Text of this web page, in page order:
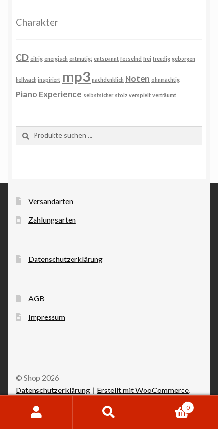
Charakter
CD eifrig energisch entmutigt entspannt fesselnd frei freudig geborgen
hellwach inspiriert mp3 nachdenklich Noten ohnmächtig
Piano Experience selbstsicher stolz verspielt verträumt
nach:
Versandarten
Zahlungsarten
Datenschutzerklärung
AGB
Impressum
© Shop 2026
Datenschutzerklärung
Erstellt mit WooCommerce.
0